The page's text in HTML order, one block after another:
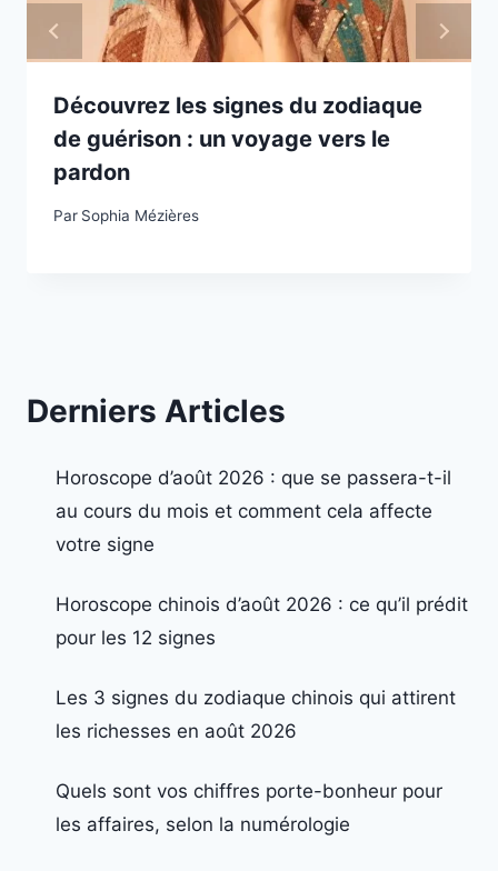
Découvrez les signes du zodiaque
de guérison : un voyage vers le
pardon
Par Sophia Mézières
Derniers Articles
Horoscope d’août 2026 : que se passera-t-il
au cours du mois et comment cela affecte
votre signe
Horoscope chinois d’août 2026 : ce qu’il prédit
pour les 12 signes
Les 3 signes du zodiaque chinois qui attirent
les richesses en août 2026
Quels sont vos chiffres porte-bonheur pour
les affaires, selon la numérologie